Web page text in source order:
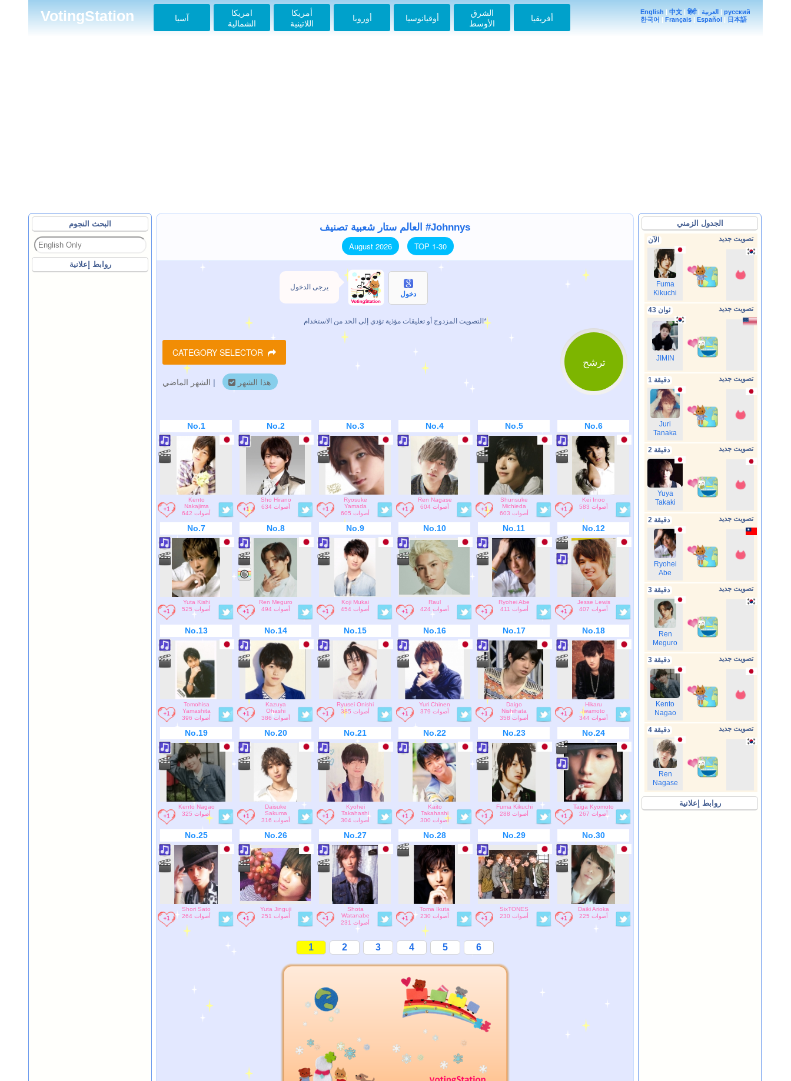
VotingStation English | 中文 |हिंदी| العربية | русский
한국어 | Français | Español | 日本語 آسيا
امريكا
الشمالية
أمريكا
اللاتينية
أوروبا أوقيانوسيا
الشرق
الأوسط
أفريقيا
البحث النجوم
روابط إعلانية
العالم ستار شعبية تصنيف #Johnnys
August 2026
TOP 1-30
يرجى الدخول
دخول
التصويت المزدوج أو تعليقات مؤذية تؤدي إلى الحد من الاستخدام*
ترشح
CATEGORY SELECTOR
هذا الشهر | الشهر الماضي
No.1
Kento
Nakajima
642 أصوات
No.2
Sho Hirano
634 أصوات
No.3
Ryosuke
Yamada
605 أصوات
No.4
Ren Nagase
604 أصوات
No.5
Shunsuke
Michieda
603 أصوات
No.6
Kei Inoo
583 أصوات
No.7
Yuta Kishi
525 أصوات
No.8
Ren Meguro
494 أصوات
No.9
Koji Mukai
454 أصوات
No.10
Raul
424 أصوات
No.11
Ryohei Abe
411 أصوات
No.12
Jesse Lewis
407 أصوات
No.13
Tomohisa
Yamashita
396 أصوات
No.14
Kazuya
Ohashi
386 أصوات
No.15
Ryusei Onishi
385 أصوات
No.16
Yuri Chinen
379 أصوات
No.17
Daigo
Nishihata
358 أصوات
No.18
Hikaru
Iwamoto
344 أصوات
No.19
Kento Nagao
325 أصوات
No.20
Daisuke
Sakuma
316 أصوات
No.21
Kyohei
Takahashi
304 أصوات
No.22
Kaito
Takahashi
300 أصوات
No.23
Fuma Kikuchi
288 أصوات
No.24
Taiga Kyomoto
267 أصوات
No.25
Shori Sato
264 أصوات
No.26
Yuta Jinguji
251 أصوات
No.27
Shota
Watanabe
231 أصوات
No.28
Toma Ikuta
230 أصوات
No.29
SixTONES
230 أصوات
No.30
Daiki Arioka
225 أصوات
1 2 3 4 5 6
الجدول الزمني
الآن تصويت جديد
Fuma
Kikuchi
43 ثوان تصويت جديد
JIMIN
1 دقيقة تصويت جديد
Juri
Tanaka
2 دقيقة تصويت جديد
Yuya
Takaki
2 دقيقة تصويت جديد
Ryohei
Abe
3 دقيقة تصويت جديد
Ren
Meguro
3 دقيقة تصويت جديد
Kento
Nagao
4 دقيقة تصويت جديد
Ren
Nagase
روابط إعلانية